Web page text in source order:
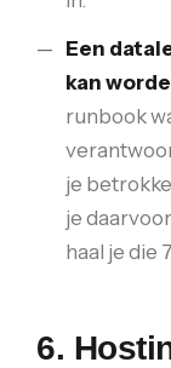
Een
kan
runbook
je
je
haal je die
6.